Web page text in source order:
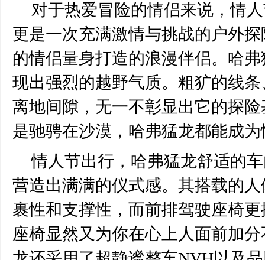
对于热爱冒险的情侣来说，情
更是一次充满激情与挑战的户外
的情侣量身打造的浪漫伴侣。哈
现出强烈的越野气质。粗犷的线
离地间隙，无一不彰显出它的探
是驰骋在沙漠，哈弗猛龙都能成
情人节出行，哈弗猛龙舒适的
营造出满满的仪式感。其搭载的
裹性和支撑性，而前排驾驶座椅
座椅显然又为你在心上人面前加